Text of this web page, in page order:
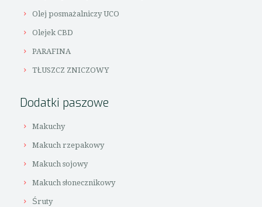
Olej posmażalniczy UCO
Olejek CBD
PARAFINA
TŁUSZCZ ZNICZOWY
Dodatki paszowe
Makuchy
Makuch rzepakowy
Makuch sojowy
Makuch słonecznikowy
Śruty